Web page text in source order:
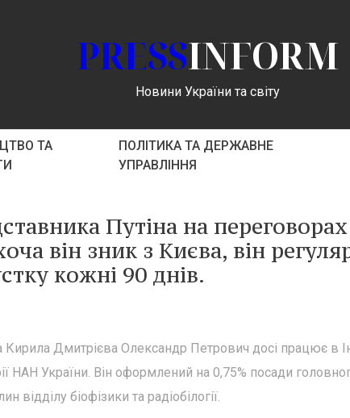
PRESSINFORM
Новини України та світу
ТА
ПОЛІТИКА ТА ДЕРЖАВНЕ
УПРАВЛІННЯ
Путіна на переговорах
він зник з Києва, він
кожні 90 днів.
Кирила Дмитрієва Олександр Петрович досі працює в
НАН України. Він оформлений на 0,75% посади
відділу біофізики та радіобілогії.